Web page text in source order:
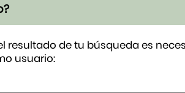
resultado de tu búsqueda es
usuario: